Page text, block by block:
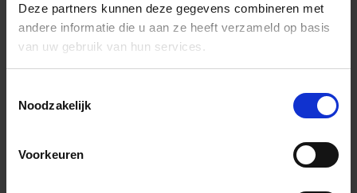
Deze partners kunnen deze gegevens combineren met
andere informatie die u aan ze heeft verzameld op basis
van uw gebruik van hun services.
Noodzakelijk
Voorkeuren